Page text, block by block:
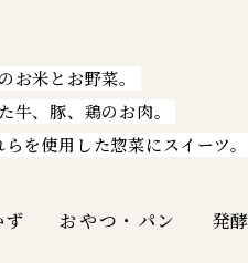
お米とお野菜。
牛、豚、鶏のお肉。
らを使用した惣菜にスイーツ。
おやつ・パン 発